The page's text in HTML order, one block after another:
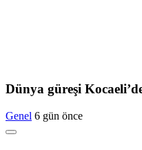
Dünya güreşi
Genel 6 gün önce